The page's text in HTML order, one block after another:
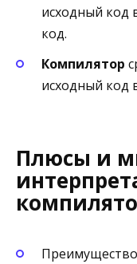
исходный код
код.
Компилятор
исходный код
Плюсы и
Преимущество